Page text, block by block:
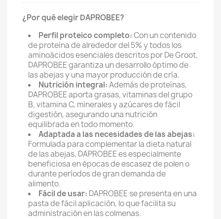
¿Por qué elegir DAPROBEE?
Perfil proteico completo:Con un contenido
de proteína de alrededor del 5% y todos los
aminoácidos esenciales descritos por De Groot,
DAPROBEE garantiza un desarrollo óptimo de
las abejas y una mayor producción de cría.
Nutrición integral:Además de proteínas,
DAPROBEE aporta grasas,vitaminas del grupo
B,vitamina C, minerales y azúcares de fácil
digestión,asegurando una nutrición
equilibrada en todo momento.
Adaptada a las necesidades de las abejas:
Formulada para complementar la dieta natural
de las abejas, DAPROBEE es especialmente
beneficiosa en épocas de escasez de polen o
durante períodos de gran demanda de
alimento.
Fácil de usar: DAPROBEE se presenta en una
pasta de fácil aplicación, lo que facilita su
administración en las colmenas.